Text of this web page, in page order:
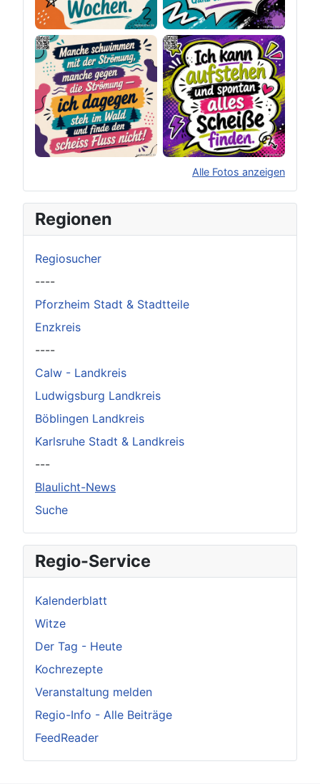
Alle Fotos anzeigen
Original herunterladen
Regionen
Regiosucher
----
Pforzheim Stadt & Stadtteile
Enzkreis
----
Calw - Landkreis
Ludwigsburg Landkreis
Böblingen Landkreis
Karlsruhe Stadt & Landkreis
---
Blaulicht-News
Suche
Regio-Service
Kalenderblatt
Witze
Der Tag - Heute
Kochrezepte
Veranstaltung melden
Regio-Info - Alle Beiträge
FeedReader